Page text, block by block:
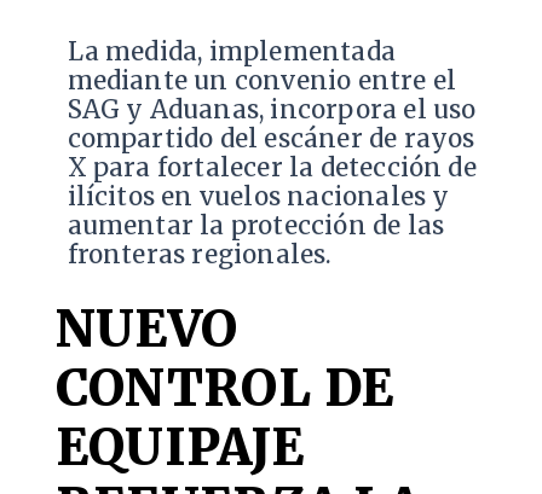
La medida, implementada
mediante un convenio entre el
SAG y Aduanas, incorpora el uso
compartido del escáner de rayos
X para fortalecer la detección de
ilícitos en vuelos nacionales y
aumentar la protección de las
fronteras regionales.
NUEVO
CONTROL DE
EQUIPAJE